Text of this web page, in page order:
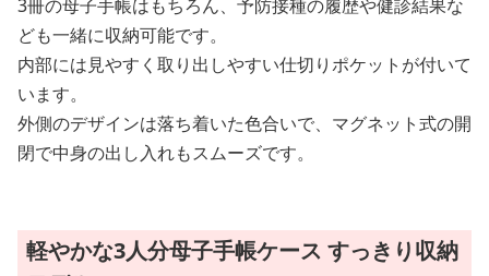
3冊の母子手帳はもちろん、予防接種の履歴や健診結果な
ども一緒に収納可能です。
内部には見やすく取り出しやすい仕切りポケットが付いて
います。
外側のデザインは落ち着いた色合いで、マグネット式の開
閉で中身の出し入れもスムーズです。
軽やかな3人分母子手帳ケース すっきり収納